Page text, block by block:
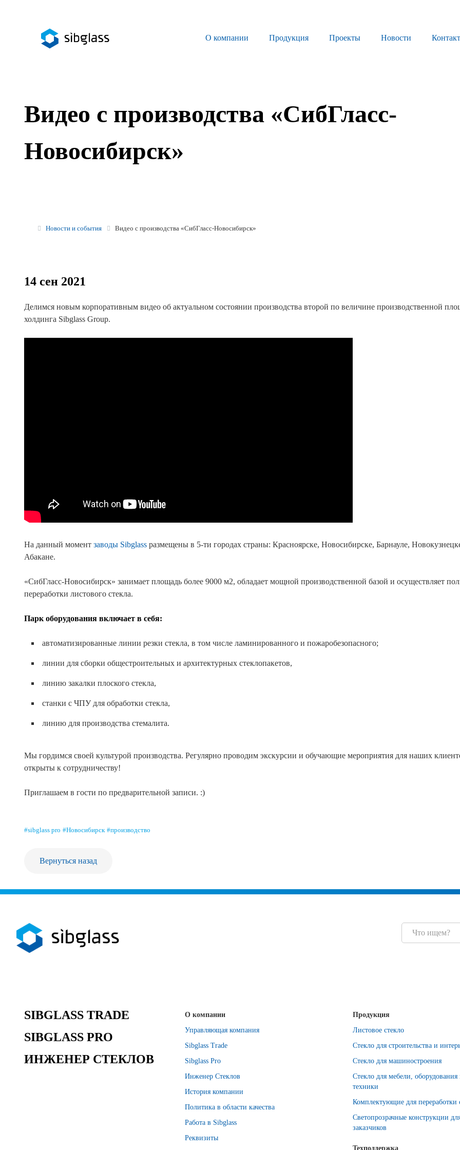
О компании Продукция Проекты Новости
Sibglass Trade
Инженер Стеклов
Стекло для строительства и интерьера
Техподдержка
Видео с производства «СибГласс-
Новосибирск»
Новости и события Видео с производства «СибГласс-Новосибирск»
14 сен 2021
Делимся новым корпоративным видео об актуальном состоянии производства второй по величине производственной
холдинга Sibglass Group.
На данный момент заводы Sibglass размещены в 5-ти городах страны: Красноярске, Новосибирске, Барнауле,
Абакане.
«СибГласс-Новосибирск» занимает площадь более 9000 м2, обладает мощной производственной базой и осуществляет
переработки листового стекла.
Парк оборудования включает в себя:
автоматизированные линии резки стекла, в том числе ламинированного и пожаробезопасного;
линии для сборки общестроительных и архитектурных стеклопакетов,
линию закалки плоского стекла,
станки с ЧПУ для обработки стекла,
линию для производства стемалита.
Мы гордимся своей культурой производства. Регулярно проводим экскурсии и обучающие мероприятия для наших
открыты к сотрудничеству!
Приглашаем в гости по предварительной записи. :)
#sibglass pro #Новосибирск #производство
Вернуться назад
SIBGLASS TRADE
SIBGLASS PRO
ИНЖЕНЕР СТЕКЛОВ
О компании
Управляющая компания
Sibglass Trade
Sibglass Pro
Инженер Стеклов
История компании
Политика в области качества
Работа в Sibglass
Реквизиты
Продукция
Листовое стекло
Стекло для строительства и
Стекло для машиностроения
Стекло для мебели,
техники
Комплектующие для переработки
Светопрозрачные конструкции
заказчиков
Техподдержка